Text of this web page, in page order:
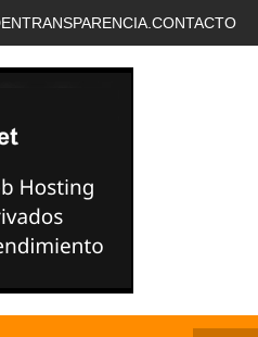
TRANSPARENCIA. CONTACTO